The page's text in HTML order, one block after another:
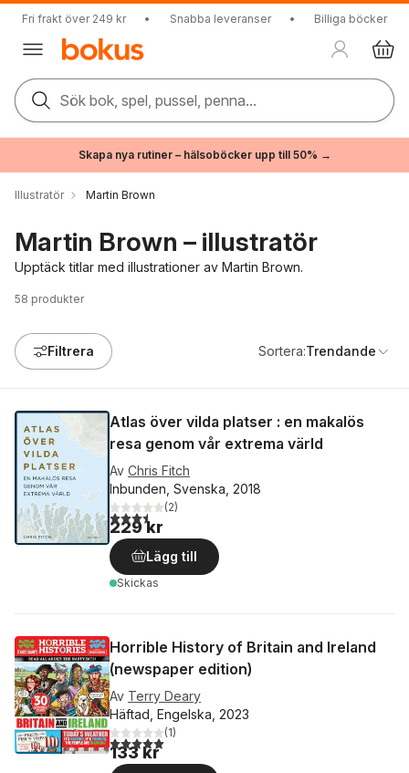
Fri frakt över 249 kr • Snabba leveranser • Billiga böcker
Sök bok, spel, pussel, penna...
Skapa nya rutiner – hälsoböcker upp till 50% →
Illustratör Martin Brown
Martin Brown – illustratör
Upptäck titlar med illustrationer av Martin Brown.
58 produkter
Filtrera Sortera:Trendande
Atlas över vilda platser : en makalös
resa genom vår extrema värld
Av Chris Fitch
Inbunden, Svenska, 2018
3,5utav 5 stjärnor. Totalt antal röster:
(2)
229 kr
Lägg till
Skickas
Horrible History of Britain and Ireland
(newspaper edition)
Av Terry Deary
Häftad, Engelska, 2023
5,0utav 5 stjärnor. Totalt antal röster:
(1)
133 kr